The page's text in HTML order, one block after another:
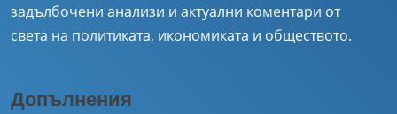
задълбочени анализи и актуални коментари от
света на политиката, икономиката и обществото.
Допълнения